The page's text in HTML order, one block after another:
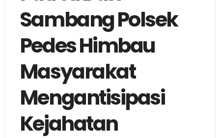
Sambang Polsek
Pedes Himbau
Masyarakat
Mengantisipasi
Kejahatan